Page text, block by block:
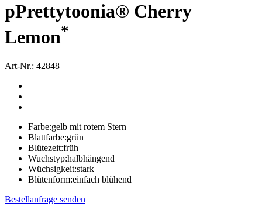
pPrettytoonia® Cherry
Lemon*
Art-Nr.: 42848
Farbe:gelb mit rotem Stern
Blattfarbe:grün
Blütezeit:früh
Wuchstyp:halbhängend
Wüchsigkeit:stark
Blütenform:einfach blühend
Bestellanfrage senden